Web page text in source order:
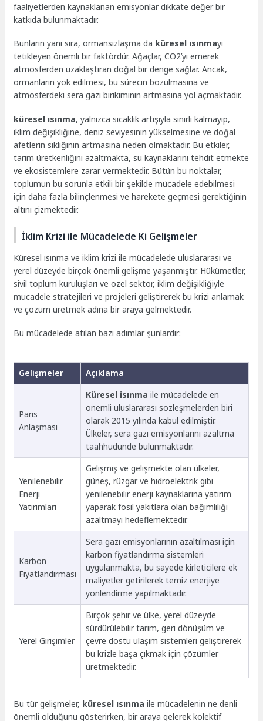
faaliyetlerden kaynaklanan emisyonlar dikkate değer bir
katkıda bulunmaktadır.
Bunların yanı sıra, ormansızlaşma da küresel ısınmayı
tetikleyen önemli bir faktördür. Ağaçlar, CO2’yi emerek
atmosferden uzaklaştıran doğal bir denge sağlar. Ancak,
ormanların yok edilmesi, bu sürecin bozulmasına ve
atmosferdeki sera gazı birikiminin artmasına yol açmaktadır.
küresel ısınma, yalnızca sıcaklık artışıyla sınırlı kalmayıp,
iklim değişikliğine, deniz seviyesinin yükselmesine ve doğal
afetlerin sıklığının artmasına neden olmaktadır. Bu etkiler,
tarım üretkenliğini azaltmakta, su kaynaklarını tehdit etmekte
ve ekosistemlere zarar vermektedir. Bütün bu noktalar,
toplumun bu sorunla etkili bir şekilde mücadele edebilmesi
için daha fazla bilinçlenmesi ve harekete geçmesi gerektiğinin
altını çizmektedir.
İklim Krizi ile Mücadelede Ki Gelişmeler
Küresel ısınma ve iklim krizi ile mücadelede uluslararası ve
yerel düzeyde birçok önemli gelişme yaşanmıştır. Hükümetler,
sivil toplum kuruluşları ve özel sektör, iklim değişikliğiyle
mücadele stratejileri ve projeleri geliştirerek bu krizi anlamak
ve çözüm üretmek adına bir araya gelmektedir.
Bu mücadelede atılan bazı adımlar şunlardır:
Gelişmeler Açıklama
Paris
Anlaşması
Küresel isınma ile mücadelede en
önemli uluslararası sözleşmelerden biri
olarak 2015 yılında kabul edilmiştir.
Ülkeler, sera gazı emisyonlarını azaltma
taahhüdünde bulunmaktadır.
Yenilenebilir
Enerji
Yatırımları
Gelişmiş ve gelişmekte olan ülkeler,
güneş, rüzgar ve hidroelektrik gibi
yenilenebilir enerji kaynaklarına yatırım
yaparak fosil yakıtlara olan bağımlılığı
azaltmayı hedeflemektedir.
Karbon
Fiyatlandırması
Sera gazı emisyonlarının azaltılması için
karbon fiyatlandırma sistemleri
uygulanmakta, bu sayede kirleticilere ek
maliyetler getirilerek temiz enerjiye
yönlendirme yapılmaktadır.
Yerel Girişimler
Birçok şehir ve ülke, yerel düzeyde
sürdürülebilir tarım, geri dönüşüm ve
çevre dostu ulaşım sistemleri geliştirerek
bu krizle başa çıkmak için çözümler
üretmektedir.
Bu tür gelişmeler, küresel ısınma ile mücadelenin ne denli
önemli olduğunu gösterirken, bir araya gelerek kolektif